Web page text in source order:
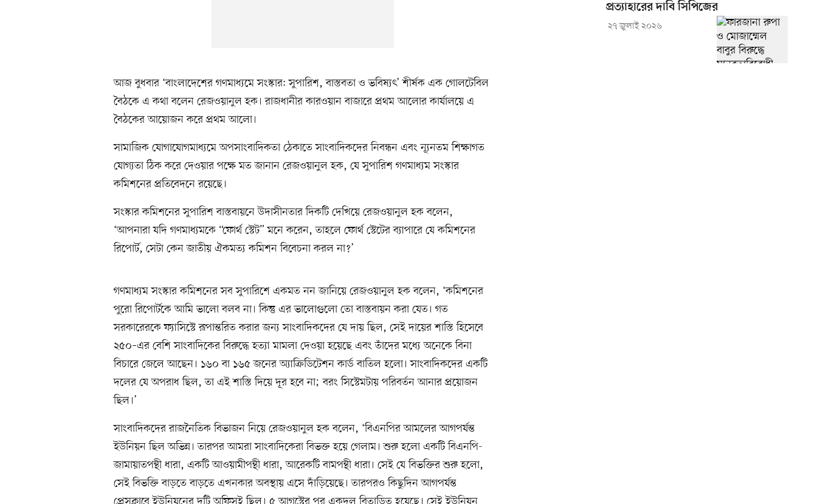
আজ বুধবার ‘বাংলাদেশের গণমাধ্যমে সংস্কার: সুপারিশ, বাস্তবতা ও ভবিষ্যৎ’ শীর্ষক এক গোলটেবিল
বৈঠকে এ কথা বলেন রেজওয়ানুল হক। রাজধানীর কারওয়ান বাজারে প্রথম আলোর কার্যালয়ে এ
বৈঠকের আয়োজন করে প্রথম আলো।
সামাজিক যোগাযোগমাধ্যমে অপসাংবাদিকতা ঠেকাতে সাংবাদিকদের নিবন্ধন এবং ন্যূনতম শিক্ষাগত
যোগ্যতা ঠিক করে দেওয়ার পক্ষে মত জানান রেজওয়ানুল হক, যে সুপারিশ গণমাধ্যম সংস্কার
কমিশনের প্রতিবেদনে রয়েছে।
সংস্কার কমিশনের সুপারিশ বাস্তবায়নে উদাসীনতার দিকটি দেখিয়ে রেজওয়ানুল হক বলেন,
‘আপনারা যদি গণমাধ্যমকে “ফোর্থ স্টেট” মনে করেন, তাহলে ফোর্থ স্টেটের ব্যাপারে যে কমিশনের
রিপোর্ট, সেটা কেন জাতীয় ঐকমত্য কমিশন বিবেচনা করল না?’
গণমাধ্যম সংস্কার কমিশনের সব সুপারিশে একমত নন জানিয়ে রেজওয়ানুল হক বলেন, ‘কমিশনের
পুরো রিপোর্টকে আমি ভালো বলব না। কিন্তু এর ভালোগুলো তো বাস্তবায়ন করা যেত। গত
সরকারেরকে ফ্যাসিস্টে রূপান্তরিত করার জন্য সাংবাদিকদের যে দায় ছিল, সেই দায়ের শাস্তি হিসেবে
২৫০–এর বেশি সাংবাদিকের বিরুদ্ধে হত্যা মামলা দেওয়া হয়েছে এবং তাঁদের মধ্যে অনেকে বিনা
বিচারে জেলে আছেন। ১৬০ বা ১৬৫ জনের অ্যাক্রিডিটেশন কার্ড বাতিল হলো। সাংবাদিকদের একটি
দলের যে অপরাধ ছিল, তা এই শাস্তি দিয়ে দূর হবে না; বরং সিস্টেমটায় পরিবর্তন আনার প্রয়োজন
ছিল।’
সাংবাদিকদের রাজনৈতিক বিভাজন নিয়ে রেজওয়ানুল হক বলেন, ‘বিএনপির আমলের আগপর্যন্ত
ইউনিয়ন ছিল অভিন্ন। তারপর আমরা সাংবাদিকেরা বিভক্ত হয়ে গেলাম। শুরু হলো একটি বিএনপি-
জামায়াতপন্থী ধারা, একটি আওয়ামীপন্থী ধারা, আরেকটি বামপন্থী ধারা। সেই যে বিভক্তির শুরু হলো,
সেই বিভক্তি বাড়তে বাড়তে এখনকার অবস্থায় এসে দাঁড়িয়েছে। তারপরও কিছুদিন আগপর্যন্ত
প্রত্যাহারের দাবি সিপিজের
২৭ জুলাই ২০২৬